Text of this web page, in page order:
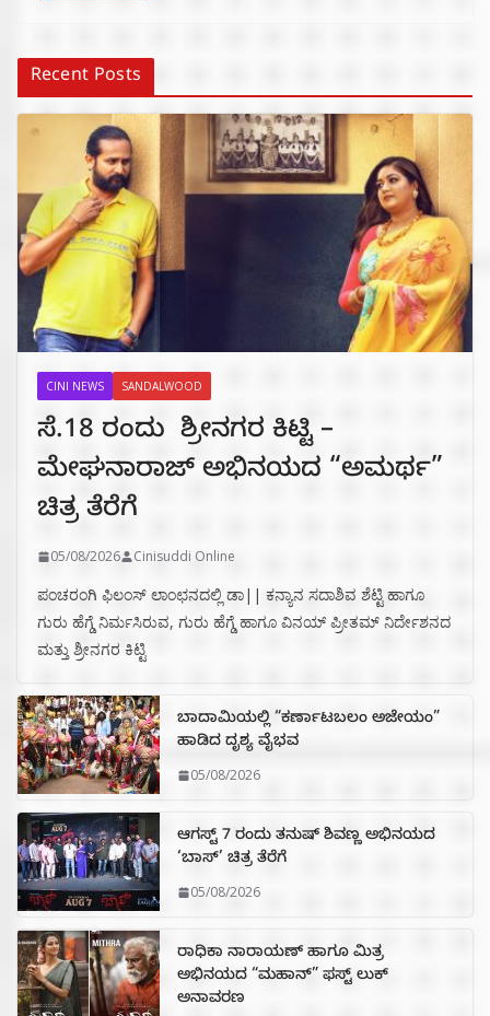
Recent Posts
CINI NEWS SANDALWOOD
ಸೆ.18 ರಂದು ಶ್ರೀನಗರ ಕಿಟ್ಟಿ –
ಮೇಘನಾರಾಜ್ ಅಭಿನಯದ “ಅಮರ್ಥ”
ಚಿತ್ರ ತೆರೆಗೆ
05/08/2026 Cinisuddi Online
ಪಂಚರಂಗಿ ಫಿಲಂಸ್ ಲಾಂಛನದಲ್ಲಿ ಡಾ|| ಕನ್ಯಾನ ಸದಾಶಿವ ಶೆಟ್ಟಿ ಹಾಗೂ
ಗುರು ಹೆಗ್ಡೆ ನಿರ್ಮಸಿರುವ, ಗುರು ಹೆಗ್ಡೆ ಹಾಗೂ ವಿನಯ್ ಪ್ರೀತಮ್ ನಿರ್ದೇಶನದ
ಮತ್ತು ಶ್ರೀನಗರ ಕಿಟ್ಟಿ
ಬಾದಾಮಿಯಲ್ಲಿ “ಕರ್ಣಾಟಬಲಂ ಅಜೇಯಂ”
ಹಾಡಿದ ದೃಶ್ಯ ವೈಭವ
05/08/2026
ಆಗಸ್ಟ್ 7 ರಂದು ತನುಷ್ ಶಿವಣ್ಣ ಅಭಿನಯದ
‘ಬಾಸ್’ ಚಿತ್ರ ತೆರೆಗೆ
05/08/2026
ರಾಧಿಕಾ ನಾರಾಯಣ್ ಹಾಗೂ ಮಿತ್ರ
ಅಭಿನಯದ “ಮಹಾನ್” ಫಸ್ಟ್ ಲುಕ್
ಅನಾವರಣ